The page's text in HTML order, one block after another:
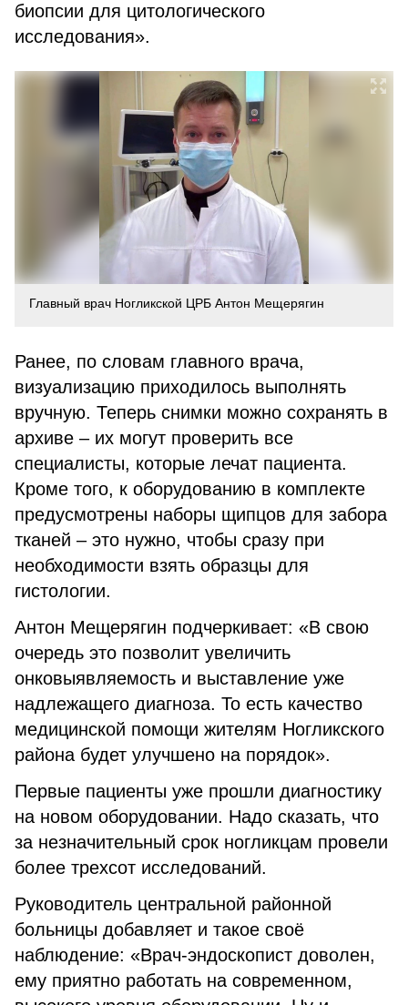
биопсии для цитологического
исследования».
Главный врач Ногликской ЦРБ Антон Мещерягин
Ранее, по словам главного врача,
визуализацию приходилось выполнять
вручную. Теперь снимки можно сохранять в
архиве – их могут проверить все
специалисты, которые лечат пациента.
Кроме того, к оборудованию в комплекте
предусмотрены наборы щипцов для забора
тканей – это нужно, чтобы сразу при
необходимости взять образцы для
гистологии.
Антон Мещерягин подчеркивает: «В свою
очередь это позволит увеличить
онковыявляемость и выставление уже
надлежащего диагноза. То есть качество
медицинской помощи жителям Ногликского
района будет улучшено на порядок».
Первые пациенты уже прошли диагностику
на новом оборудовании. Надо сказать, что
за незначительный срок ногликцам провели
более трехсот исследований.
Руководитель центральной районной
больницы добавляет и такое своё
наблюдение: «Врач-эндоскопист доволен,
ему приятно работать на современном,